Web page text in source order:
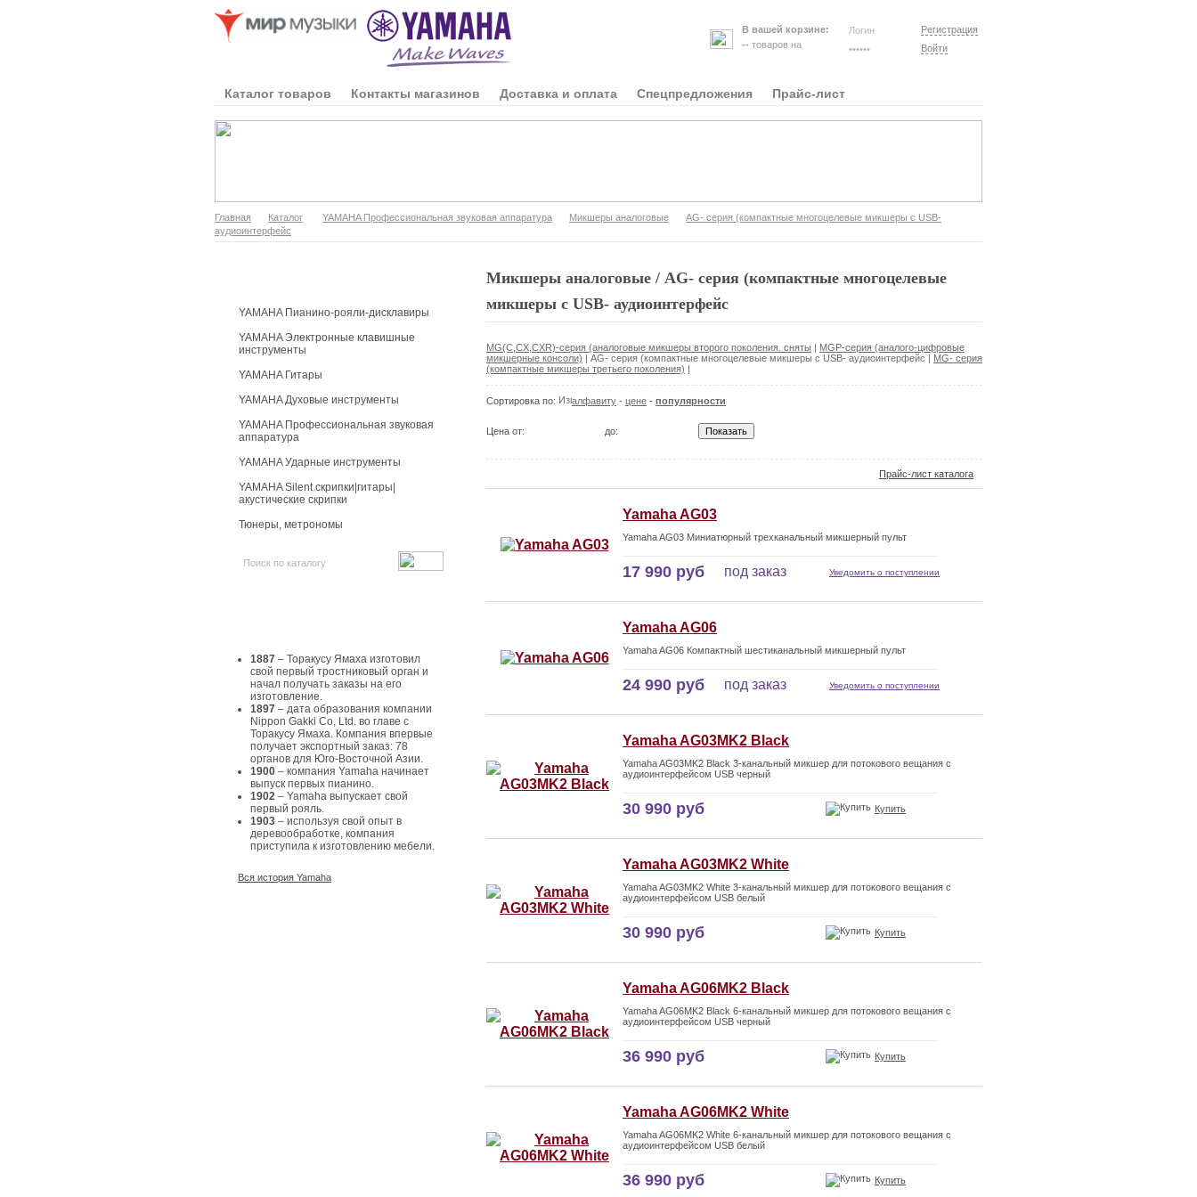
В вашей корзине:
-- товаров на
Регистрация
Войти
Каталог товаров Контакты магазинов Доставка и оплата Спецпредложения Прайс-лист
Главная Каталог YAMAHA Профессиональная звуковая аппаратура Микшеры аналоговые
AG- серия (компактные многоцелевые микшеры с USB-
аудиоинтерфейс
YAMAHA Пианино-рояли-дисклавиры
YAMAHA Электронные клавишные
инструменты
YAMAHA Гитары
YAMAHA Духовые инструменты
YAMAHA Профессиональная звуковая
аппаратура
YAMAHA Ударные инструменты
YAMAHA Silent скрипки|гитары|
акустические скрипки
Тюнеры, метрономы
1887 – Торакусу Ямаха изготовил
свой первый тростниковый орган и
начал получать заказы на его
изготовление.
1897 – дата образования компании
Nippon Gakki Co, Ltd. во главе с
Торакусу Ямаха. Компания впервые
получает экспортный заказ: 78
органов для Юго-Восточной Азии.
1900 – компания Yamaha начинает
выпуск первых пианино.
1902 – Yamaha выпускает свой
первый рояль.
1903 – используя свой опыт в
деревообработке, компания
приступила к изготовлению мебели.
Вся история Yamaha
Микшеры аналоговые / AG- серия (компактные многоцелевые
микшеры с USB- аудиоинтерфейс
MG(C,CX,CXR)-серия (аналоговые микшеры второго поколения. сняты | MGP-серия (аналого-цифровые
микшерные консоли) | AG- серия (компактные многоцелевые микшеры с USB- аудиоинтерфейс | MG- серия
(компактные микшеры третьего поколения) |
Сортировка по: алфавиту - цене - популярности
Цена от: до:
Прайс-лист каталога
Yamaha AG03
Yamaha AG03 Миниатюрный трехканальный микшерный пульт
17 990 руб под заказ Уведомить о поступлении
Yamaha AG06
Yamaha AG06 Компактный шестиканальный микшерный пульт
24 990 руб под заказ Уведомить о поступлении
Yamaha AG03MK2 Black
Yamaha AG03MK2 Black 3-канальный микшер для потокового вещания с
аудиоинтерфейсом USB черный
30 990 руб Купить
Yamaha AG03MK2 White
Yamaha AG03MK2 White 3-канальный микшер для потокового вещания с
аудиоинтерфейсом USB белый
30 990 руб Купить
Yamaha AG06MK2 Black
Yamaha AG06MK2 Black 6-канальный микшер для потокового вещания с
аудиоинтерфейсом USB черный
36 990 руб Купить
Yamaha AG06MK2 White
Yamaha AG06MK2 White 6-канальный микшер для потокового вещания с
аудиоинтерфейсом USB белый
36 990 руб Купить